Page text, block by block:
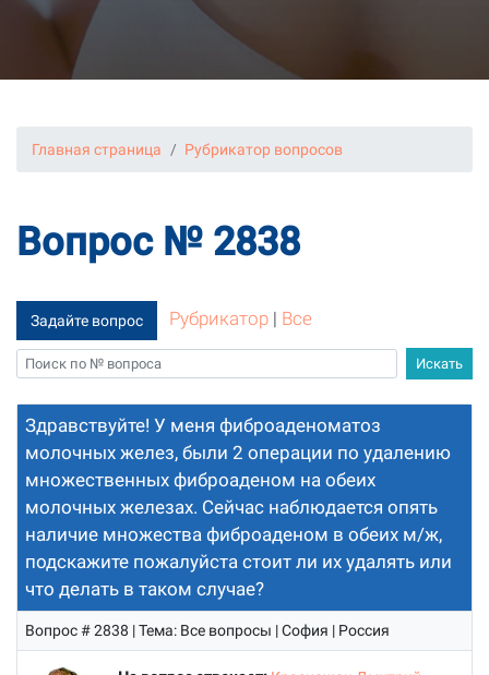
Главная страница Рубрикатор вопросов
Вопрос № 2838
Задайте вопрос Рубрикатор| Все
Здравствуйте! У меня фиброаденоматоз
молочных желез, были 2 операции по удалению
множественных фиброаденом на обеих
молочных железах. Сейчас наблюдается опять
наличие множества фиброаденом в обеих м/ж,
подскажите пожалуйста стоит ли их удалять или
что делать в таком случае?
Вопрос # 2838 | Тема: Все вопросы | София | Россия